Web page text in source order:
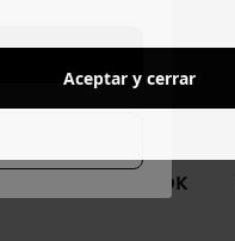
TIKTOK
Aceptar y cerrar